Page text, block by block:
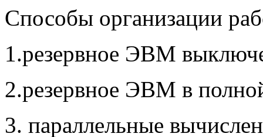
Способы организации
1.резервное ЭВМ
2.резервное ЭВМ в
3. параллельные